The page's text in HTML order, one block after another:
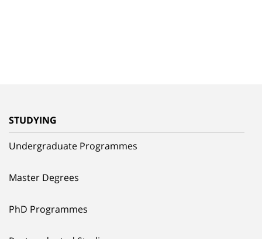
STUDYING
Undergraduate Programmes
Master Degrees
PhD Programmes